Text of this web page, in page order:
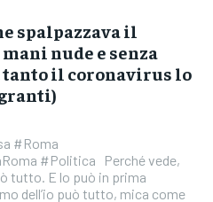
spalpazzava il
nude e senza
tanto il coronavirus lo
#Roma
#Politica Perché vede,
tutto. E lo può in prima
dell’io può tutto, mica come